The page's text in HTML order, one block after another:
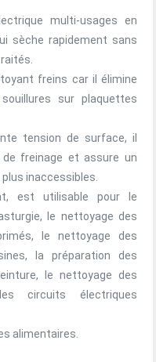
multi-usages en
sèche rapidement sans
freins car il élimine
sur plaquettes
tension de surface, il
freinage et assure un
inaccessibles.
est utilisable pour le
le nettoyage des
le nettoyage des
la préparation des
le nettoyage des
circuits électriques
alimentaires.